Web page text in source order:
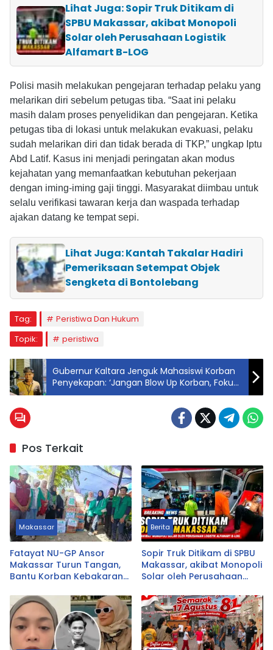
Lihat Juga: Sopir Truk Ditikam di
SPBU Makassar, akibat Monopoli
Solar oleh Perusahaan Logistik
Alfamart B-LOG
Polisi masih melakukan pengejaran terhadap pelaku yang
melarikan diri sebelum petugas tiba. “Saat ini pelaku
masih dalam proses penyelidikan dan pengejaran. Ketika
petugas tiba di lokasi untuk melakukan evakuasi, pelaku
sudah melarikan diri dan tidak berada di TKP,” ungkap Iptu
Abd Latif. Kasus ini menjadi peringatan akan modus
kejahatan yang memanfaatkan kebutuhan pekerjaan
dengan iming-iming gaji tinggi. Masyarakat diimbau untuk
selalu verifikasi tawaran kerja dan waspada terhadap
ajakan datang ke tempat sepi.
Lihat Juga: Kantah Takalar Hadiri
Pemeriksaan Setempat Objek
Sengketa di Bontolebang
Tag:
Peristiwa Dan Hukum
Topik:
peristiwa
Gubernur Kaltara Jenguk Mahasiswi Korban
Penyekapan: ‘Jangan Blow Up Korban, Fokus
Cari Pelaku’
Pos Terkait
Makassar
Fatayat NU-GP Ansor
Makassar Turun Tangan,
Bantu Korban Kebakaran
Berita
Sopir Truk Ditikam di SPBU
Makassar, akibat Monopoli
Solar oleh Perusahaan